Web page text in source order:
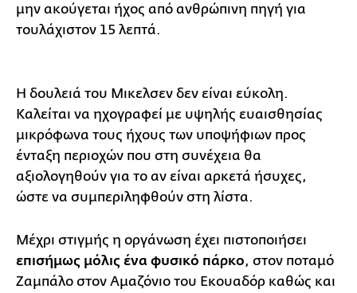
μην ακούγεται ήχος από ανθρώπινη πηγή για
τουλάχιστον 15 λεπτά.
Η δουλειά του Μικελσεν δεν είναι εύκολη.
Καλείται να ηχογραφεί με υψηλής ευαισθησίας
μικρόφωνα τους ήχους των υποψήφιων προς
ένταξη περιοχών που στη συνέχεια θα
αξιολογηθούν για το αν είναι αρκετά ήσυχες,
ώστε να συμπεριληφθούν στη λίστα.
Μέχρι στιγμής η οργάνωση έχει πιστοποιήσει
επισήμως μόλις ένα φυσικό πάρκο, στον ποταμό
Ζαμπάλο στον Αμαζόνιο του Εκουαδόρ καθώς και